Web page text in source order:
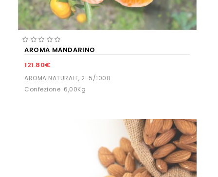
AROMA MANDARINO
121.80€
AROMA NATURALE, 2-5/1000
Confezione: 6,00Kg